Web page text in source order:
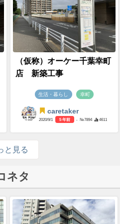
ちばみなとjpのFacebook
グループが出来ました♪
募集
caretaker
2020/12/10 5 年前
4360
（仮称）オーケー千葉幸町
店 新築工事
生活・暮らし 幸町